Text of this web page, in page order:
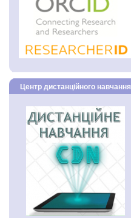
Центр дистанційного навчання